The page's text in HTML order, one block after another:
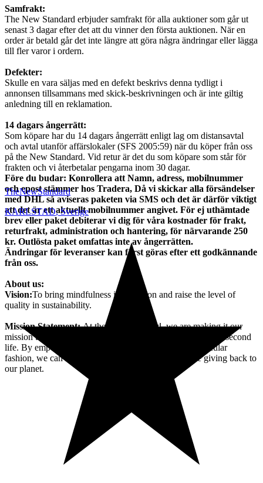
Samfrakt:
The New Standard erbjuder samfrakt för alla auktioner som går ut
senast 3 dagar efter det att du vinner den första auktionen. När en
order är betald går det inte längre att göra några ändringar eller lägga
till fler varor i ordern.
Defekter:
Skulle en vara säljas med en defekt beskrivs denna tydligt i
annonsen tillsammans med skick-beskrivningen och är inte giltig
anledning till en reklamation.
14 dagars ångerrätt:
Som köpare har du 14 dagars ångerrätt enligt lag om distansavtal
och avtal utanför affärslokaler (SFS 2005:59) när du köper från oss
på the New Standard. Vid retur är det du som köpare som står för
frakten och vi återbetalar pengarna inom 30 dagar.
Före du budar: Konrollera att Namn, adress, mobilnummer
och epost stämmer hos Tradera, Då vi skickar alla försändelser
med DHL så aviseras paketen via SMS och det är därför viktigt
att det är ett aktuellt mobilnummer angivet. För ej uthämtade
brev eller paket debiterar vi dig för våra kostnader för frakt,
returfrakt, administration och hantering, för närvarande 250
kr. Outlösta paket omfattas inte av ångerrätten.
Ändringar för leveranser kan först göras efter ett godkännande
från oss.
About us:
Vision:To bring mindfulness into fashion and raise the level of
quality in sustainability.
Mission Statement:At the New Standard, we are making it our
mission to reincarnate the clothes we love by giving them a second
life. By empowering individuals to see the beauty in circular
fashion, we can model streetwear for the future while giving back to
our planet.
TheNewStandard
KARLSTAD,Sverige